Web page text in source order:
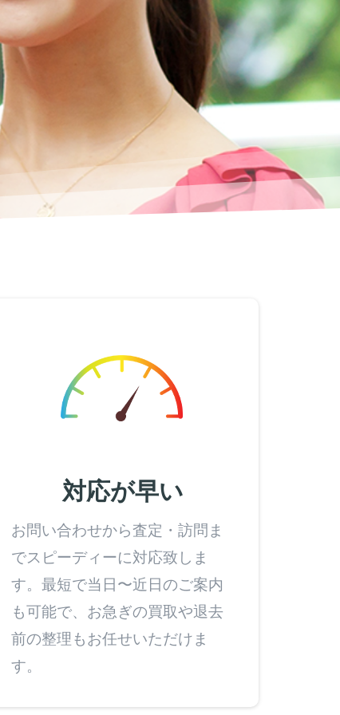
対応が早い
お問い合わせから査定・訪問ま
でスピーディーに対応致しま
す。最短で当日〜近日のご案内
も可能で、お急ぎの買取や退去
前の整理もお任せいただけま
す。